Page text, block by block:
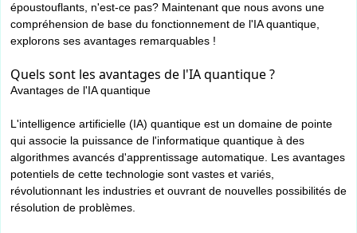
époustouflants, n'est-ce pas? Maintenant que nous avons une
compréhension de base du fonctionnement de l'IA quantique,
explorons ses avantages remarquables !
Quels sont les avantages de l'IA quantique ?
Avantages de l'IA quantique
L'intelligence artificielle (IA) quantique est un domaine de pointe
qui associe la puissance de l'informatique quantique à des
algorithmes avancés d'apprentissage automatique. Les avantages
potentiels de cette technologie sont vastes et variés,
révolutionnant les industries et ouvrant de nouvelles possibilités de
résolution de problèmes.